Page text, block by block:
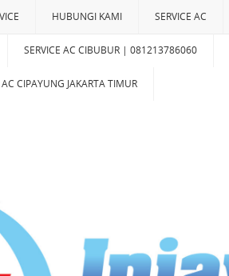
HUBUNGI KAMI SERVICE AC
SERVICE AC CIBUBUR | 081213786060
AC CIPAYUNG JAKARTA TIMUR